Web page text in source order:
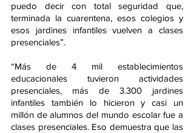
puedo decir con total seguridad que,
terminada la cuarentena, esos colegios y
esos jardines infantiles vuelven a clases
presenciales”.
“Más de 4 mil establecimientos
educacionales tuvieron actividades
presenciales, más de 3.300 jardines
infantiles también lo hicieron y casi un
millón de alumnos del mundo escolar fue a
clases presenciales. Eso demuestra que las